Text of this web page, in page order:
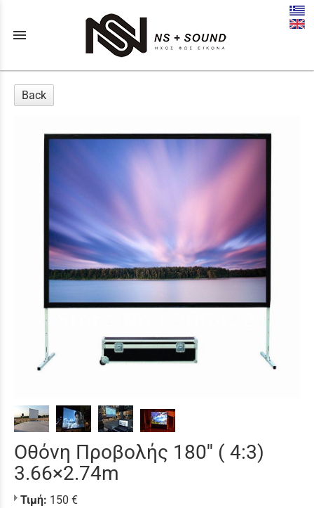
menu
Back
Οθόνη Προβολής 180'' ( 4:3)
3.66×2.74m
Τιμή: 150 €